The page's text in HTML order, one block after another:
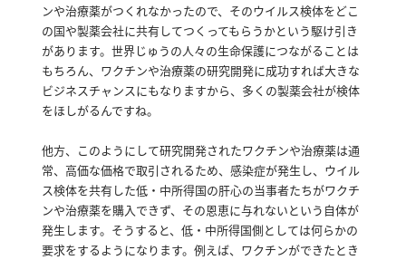
ンや治療薬がつくれなかったので、そのウイルス検体をどこ
の国や製薬会社に共有してつくってもらうかという駆け引き
があります。 世界じゅうの人々の生命保護につながることは
もちろん、ワクチンや治療薬の研究開発に成功すれば大きな
ビジネスチャンスにもなりますから、多くの製薬会社が検体
をほしがるんですね。
他方、このようにして研究開発されたワクチンや治療薬は通
常、高価な価格で取引されるため、感染症が発生し、ウイル
ス検体を共有した低・中所得国の肝心の当事者たちがワクチ
ンや治療薬を購入できず、その恩恵に与れないという自体が
発生します。 そうすると、低・中所得国側としては何らかの
要求をするようになります。 例えば、ワクチンができたとき